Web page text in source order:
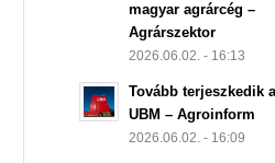
magyar agrárcég –
Agrárszektor
2026.06.02. - 16:13
Tovább terjeszkedik
UBM – Agroinform
2026.06.02. - 16:09